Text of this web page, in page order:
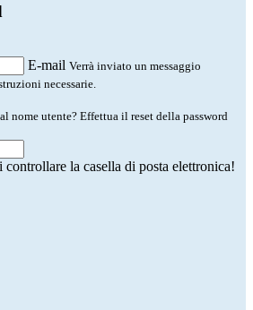
E-mail Verrà inviato un messaggio
necessarie.
nome utente? Effettua il reset della password
la casella di posta elettronica!